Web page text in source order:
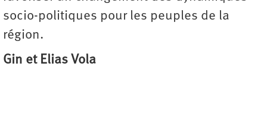
socio-politiques pour les peuples de la
région.
Gin et Elias Vola